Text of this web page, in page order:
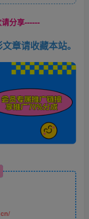
分享------
章请收藏本站。